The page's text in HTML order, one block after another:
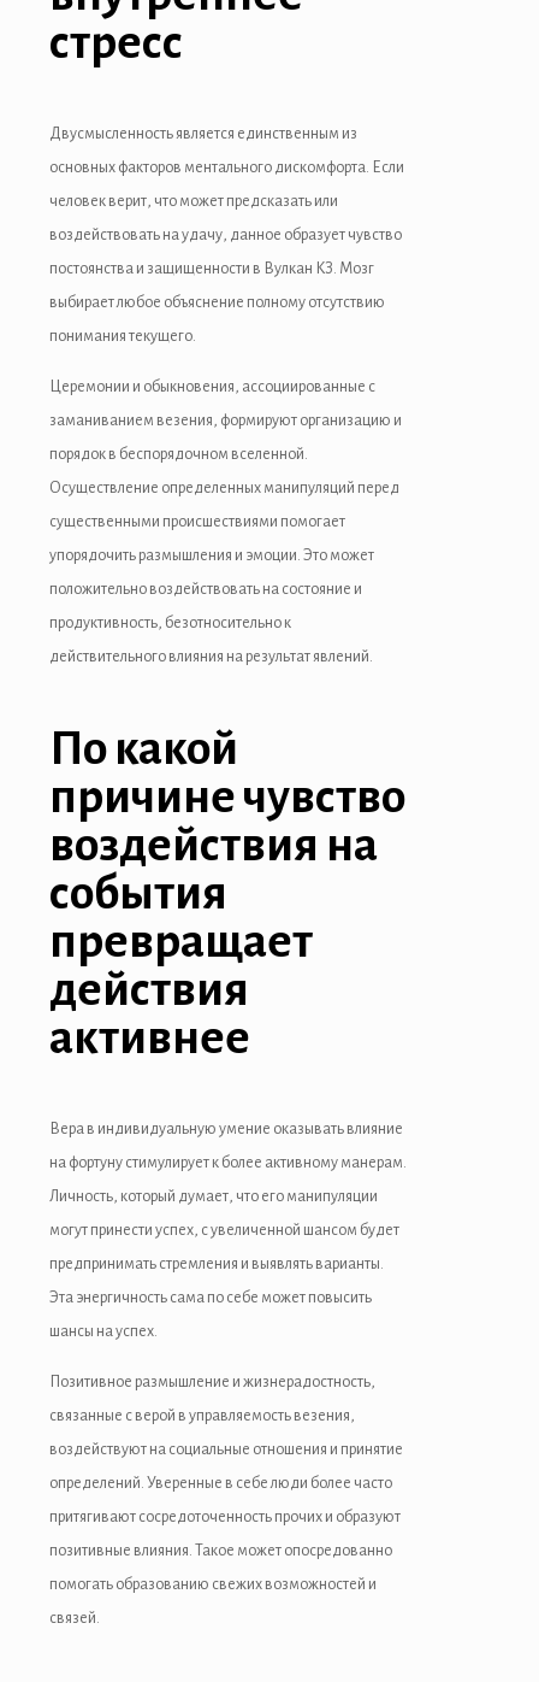
стресс
Двусмысленность является единственным из
основных факторов ментального дискомфорта. Если
человек верит, что может предсказать или
воздействовать на удачу, данное образует чувство
постоянства и защищенности в Вулкан КЗ. Мозг
выбирает любое объяснение полному отсутствию
понимания текущего.
Церемонии и обыкновения, ассоциированные с
заманиванием везения, формируют организацию и
порядок в беспорядочном вселенной.
Осуществление определенных манипуляций перед
существенными происшествиями помогает
упорядочить размышления и эмоции. Это может
положительно воздействовать на состояние и
продуктивность, безотносительно к
действительного влияния на результат явлений.
По какой
причине чувство
воздействия на
события
превращает
действия
активнее
Вера в индивидуальную умение оказывать влияние
на фортуну стимулирует к более активному манерам.
Личность, который думает, что его манипуляции
могут принести успех, с увеличенной шансом будет
предпринимать стремления и выявлять варианты.
Эта энергичность сама по себе может повысить
шансы на успех.
Позитивное размышление и жизнерадостность,
связанные с верой в управляемость везения,
воздействуют на социальные отношения и принятие
определений. Уверенные в себе люди более часто
притягивают сосредоточенность прочих и образуют
позитивные влияния. Такое может опосредованно
помогать образованию свежих возможностей и
связей.